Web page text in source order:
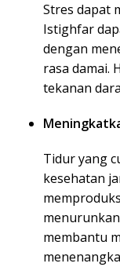
Stres dapat
Istighfar
dengan
rasa damai.
tekanan
Tidur yang
kesehatan
membantu